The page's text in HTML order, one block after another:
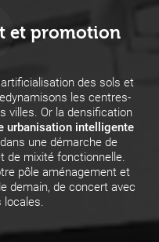
et promotion
des sols et
les centres-
villes. Or la densification
urbanisation intelligente
une démarche de
de mixité fonctionnelle.
pôle aménagement et
demain, de concert avec
locales.